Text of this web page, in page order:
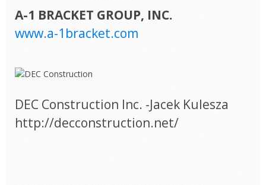
A-1 BRACKET GROUP, INC.
www.a-1bracket.com
DEC Construction Inc. -Jacek Kulesza
http://decconstruction.net/